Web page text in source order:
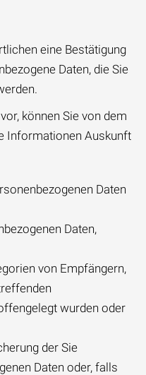
eine Bestätigung
Daten, die Sie
können Sie von dem
Informationen Auskunft
Daten
Daten,
von Empfängern,
wurden oder
der Sie
Daten oder, falls